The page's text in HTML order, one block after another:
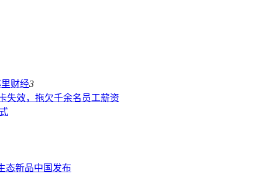
财经3
失效，拖欠千余名员工薪资
态新品中国发布